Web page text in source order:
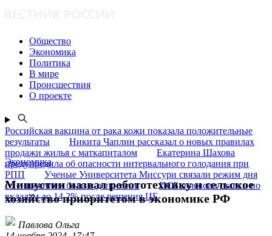
Общество
Экономика
Политика
В мире
Происшествия
О проекте
Российская вакцина от рака кожи показала положительные
результаты
Никита Чаплин рассказал о новых правилах
продажи жилья с маткапиталом
Екатерина Шахова
предупредила об опасности интервального голодания при
РПП
Ученые Университета Миссури связали режим дня
со снижением боли и депрессии
ПСБ повысил ставки по
вкладам до 14,2% после решения ЦБ
Экономика
Мишустин назвал робототехнику и сельское
хозяйство приоритетом в экономике РФ
Павлова Ольга